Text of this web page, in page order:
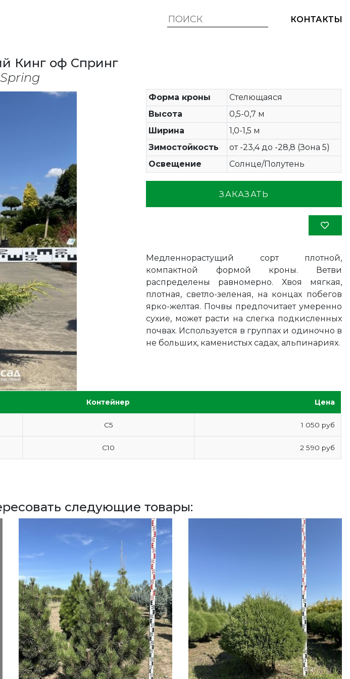
КОНТАКТЫ
Кинг оф Спринг
Форма кроны
Стелющаяся
Высота
0,5-0,7 м
Ширина
1,0-1,5 м
Зимостойкость
от -23,4 до -28,8 (Зона 5)
Освещение
Солнце/Полутень
ЗАКАЗАТЬ
Медленнорастущий сорт плотной,
компактной формой кроны. Ветви
распределены равномерно. Хвоя мягкая,
плотная, светло-зеленая, на концах побегов
ярко-желтая. Почвы предпочитает умеренно
сухие, может расти на слегка подкисленных
почвах. Используется в группах и одиночно в
не больших, каменистых садах, альпинариях.
Контейнер Цена
С5 1 050 руб
С10 2 590 руб
следующие товары: